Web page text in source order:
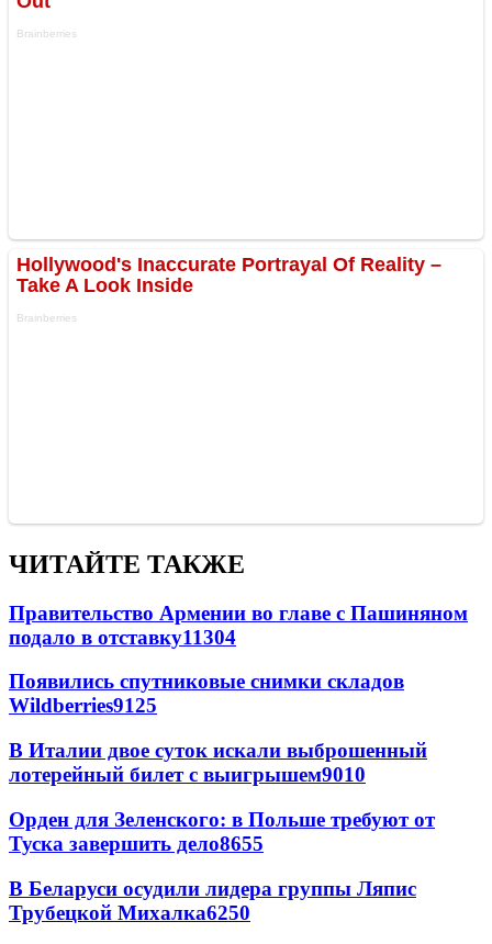
ЧИТАЙТЕ ТАКЖЕ
Правительство Армении во главе с Пашиняном
подало в отставку11304
Появились спутниковые снимки складов
Wildberries9125
В Италии двое суток искали выброшенный
лотерейный билет с выигрышем9010
Орден для Зеленского: в Польше требуют от
Туска завершить дело8655
В Беларуси осудили лидера группы Ляпис
Трубецкой Михалка6250